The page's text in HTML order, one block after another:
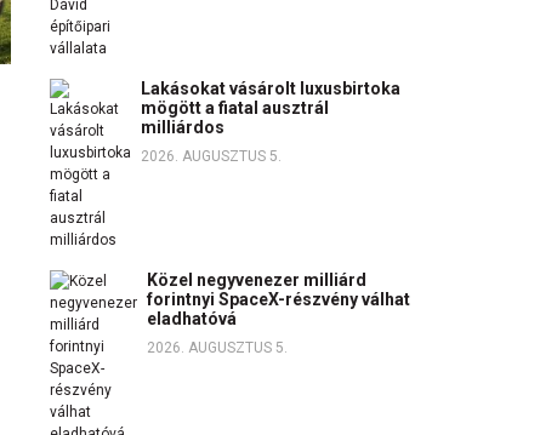
Lakásokat vásárolt luxusbirtoka
mögött a fiatal ausztrál
milliárdos
2026. AUGUSZTUS 5.
Közel negyvenezer milliárd
forintnyi SpaceX-részvény válhat
eladhatóvá
2026. AUGUSZTUS 5.